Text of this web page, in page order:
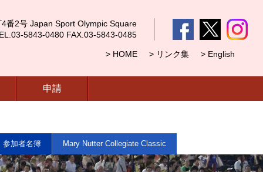
番2号 Japan Sport Olympic Square
5843-0480 FAX.03-5843-0485
> HOME > リンク集 > English
申請
参加者名簿 Mary Nutter Collegiate Classic